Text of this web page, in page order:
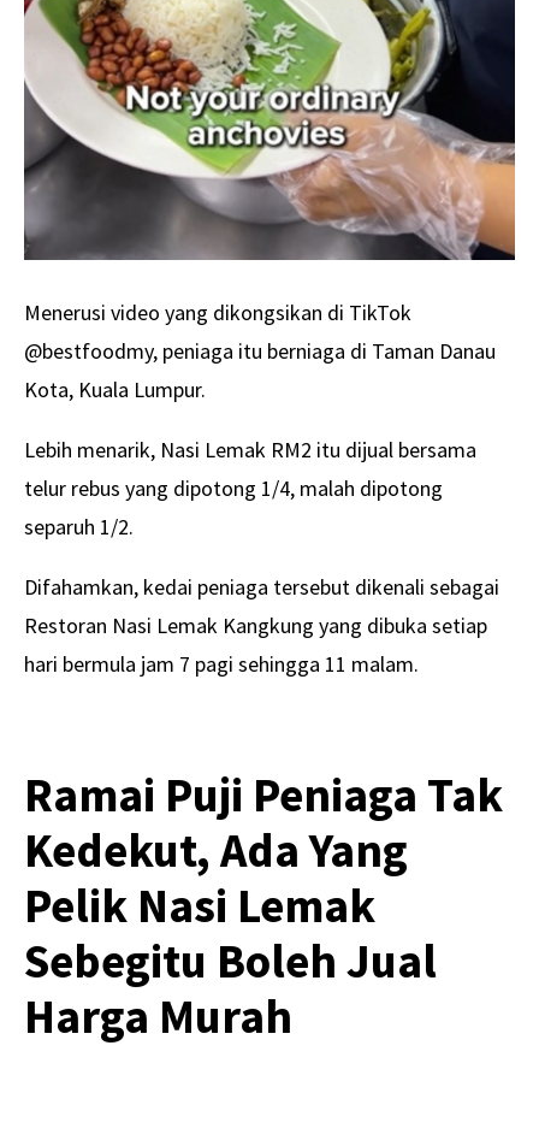
Menerusi video yang dikongsikan di TikTok
@bestfoodmy, peniaga itu berniaga di Taman Danau
Kota, Kuala Lumpur.
Lebih menarik, Nasi Lemak RM2 itu dijual bersama
telur rebus yang dipotong 1/4, malah dipotong
separuh 1/2.
Difahamkan, kedai peniaga tersebut dikenali sebagai
Restoran Nasi Lemak Kangkung yang dibuka setiap
hari bermula jam 7 pagi sehingga 11 malam.
Ramai Puji Peniaga Tak
Kedekut, Ada Yang
Pelik Nasi Lemak
Sebegitu Boleh Jual
Harga Murah